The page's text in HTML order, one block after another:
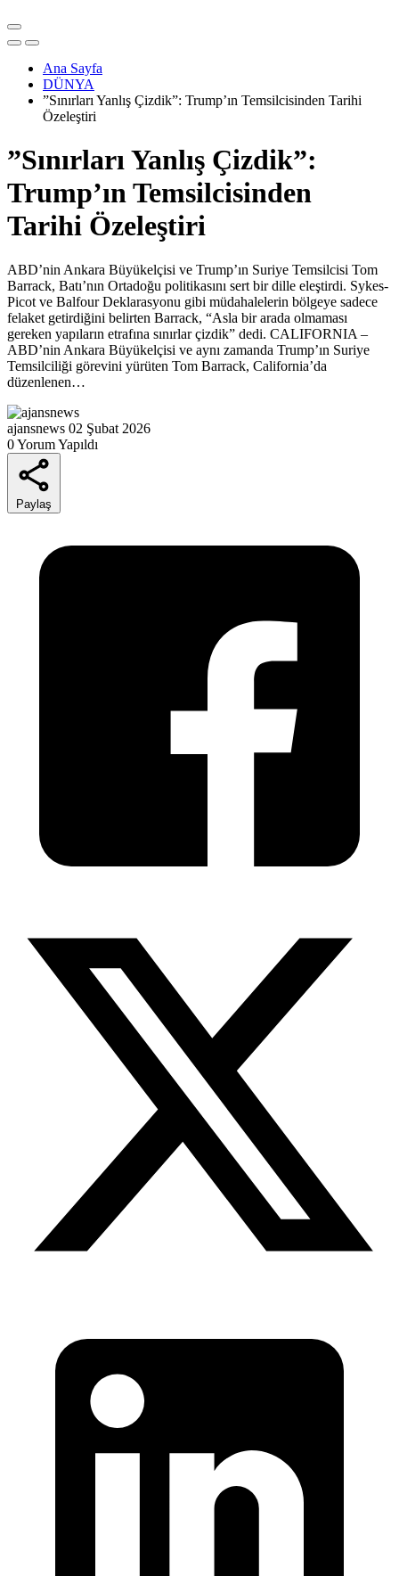
Ana Sayfa
DÜNYA
​”Sınırları Yanlış Çizdik”: Trump’ın Temsilcisinden Tarihi
Özeleştiri
​”Sınırları Yanlış Çizdik”:
Trump’ın Temsilcisinden
Tarihi Özeleştiri
ABD’nin Ankara Büyükelçisi ve Trump’ın Suriye Temsilcisi Tom
Barrack, Batı’nın Ortadoğu politikasını sert bir dille eleştirdi. Sykes-
Picot ve Balfour Deklarasyonu gibi müdahalelerin bölgeye sadece
felaket getirdiğini belirten Barrack, “Asla bir arada olmaması
gereken yapıların etrafına sınırlar çizdik” dedi. ​CALIFORNIA –
ABD’nin Ankara Büyükelçisi ve aynı zamanda Trump’ın Suriye
Temsilciliği görevini yürüten Tom Barrack, California’da
düzenlenen…
ajansnews 02 Şubat 2026
0 Yorum Yapıldı
Paylaş